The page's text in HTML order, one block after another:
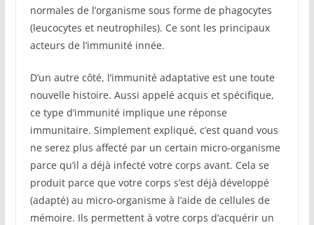
normales de l’organisme sous forme de phagocytes
(leucocytes et neutrophiles). Ce sont les principaux
acteurs de l’immunité innée.
D’un autre côté, l’immunité adaptative est une toute
nouvelle histoire. Aussi appelé acquis et spécifique,
ce type d’immunité implique une réponse
immunitaire. Simplement expliqué, c’est quand vous
ne serez plus affecté par un certain micro-organisme
parce qu’il a déjà infecté votre corps avant. Cela se
produit parce que votre corps s’est déjà développé
(adapté) au micro-organisme à l’aide de cellules de
mémoire. Ils permettent à votre corps d’acquérir un